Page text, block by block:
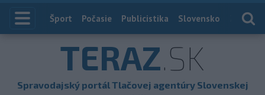
Index
Šport Počasie Publicistika Slovensko
TERAZ.SK
Spravodajský portál Tlačovej agentúry Slovenskej